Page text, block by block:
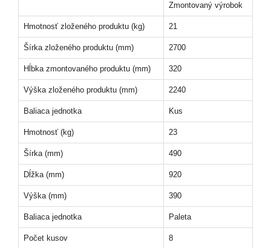
Zmontovaný výrobok
Hmotnosť zloženého produktu (kg) 21
Šírka zloženého produktu (mm) 2700
Hĺbka zmontovaného produktu (mm) 320
Výška zloženého produktu (mm) 2240
Baliaca jednotka Kus
Hmotnosť (kg) 23
Šírka (mm) 490
Dĺžka (mm) 920
Výška (mm) 390
Baliaca jednotka Paleta
Počet kusov 8